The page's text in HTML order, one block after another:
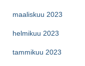
maaliskuu 2023
helmikuu 2023
tammikuu 2023